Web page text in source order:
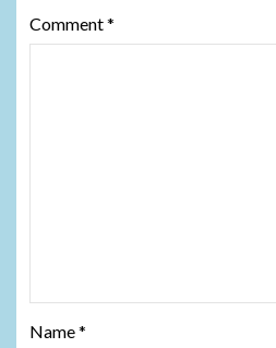
Comment*
Name*